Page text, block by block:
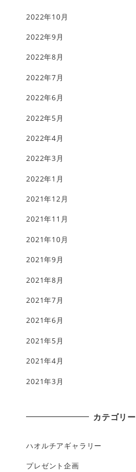
2022年10月
2022年9月
2022年8月
2022年7月
2022年6月
2022年5月
2022年4月
2022年3月
2022年1月
2021年12月
2021年11月
2021年10月
2021年9月
2021年8月
2021年7月
2021年6月
2021年5月
2021年4月
2021年3月
カテゴリー
ハオルチアギャラリー
プレゼント企画